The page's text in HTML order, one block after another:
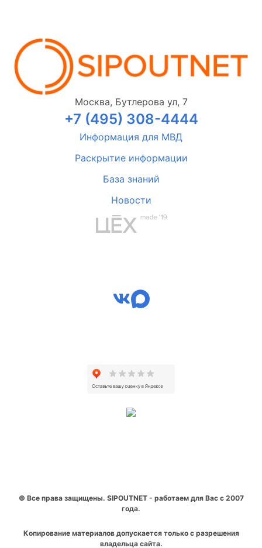
Москва, Бутлерова ул, 7
+7 (495) 308-4444
Информация для МВД
Раскрытие информации
База знаний
Новости
© Все права защищены. SIPOUTNET - работаем для Вас с 2007
года.
Копирование материалов допускается только с разрешения
владельца сайта.